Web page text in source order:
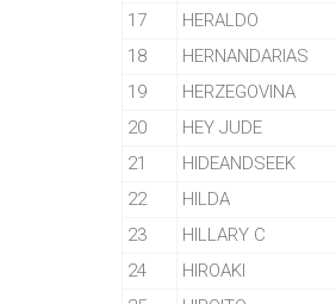
17
HERALDO
18
HERNANDARIAS
19
HERZEGOVINA
20
HEY JUDE
21
HIDEANDSEEK
22
HILDA
23
HILLARY C
24
HIROAKI